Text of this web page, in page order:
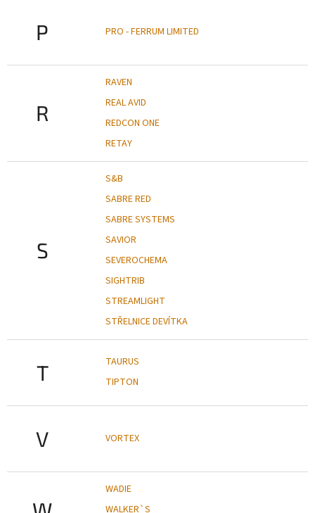
P PRO - FERRUM LIMITED
R
RAVEN
REAL AVID
REDCON ONE
RETAY
S
S&B
SABRE RED
SABRE SYSTEMS
SAVIOR
SEVEROCHEMA
SIGHTRIB
STREAMLIGHT
STŘELNICE DEVÍTKA
T
TAURUS
TIPTON
V VORTEX
WADIE
WALKER`S